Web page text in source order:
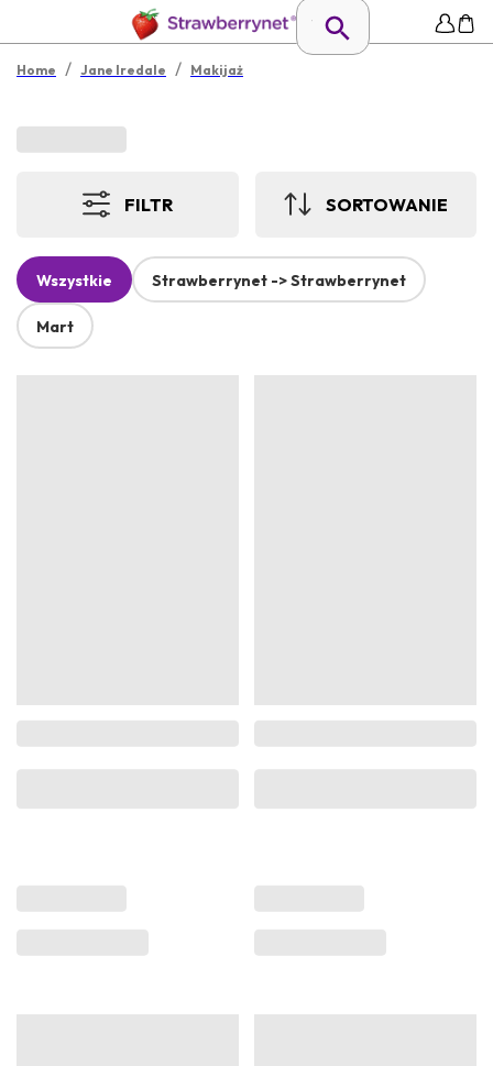
Home / Jane Iredale / Makijaż
FILTR SORTOWANIE
Wszystkie Strawberrynet -> Strawberrynet
Mart